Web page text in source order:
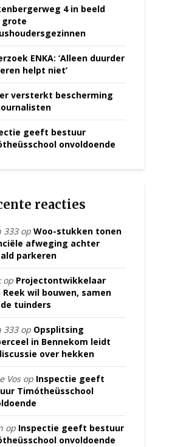
4 in beeld
grote
ENKA: ‘Alleen duurder
helpt niet’
versterkt bescherming
geeft bestuur
onvoldoende
reacties
333op Woo-stukken tonen
afweging achter
parkeren
op Projectontwikkelaar
Reek wil bouwen, samen
tuinders
333op Opsplitsing
in Bennekom leidt
over hekken
Vosop Inspectie geeft
Timótheüsschool
op Inspectie geeft bestuur
onvoldoende